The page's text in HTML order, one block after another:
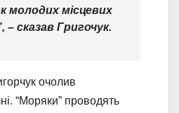
молодих місцевих
– сказав Григочук.
очолив
“Моряки” проводять